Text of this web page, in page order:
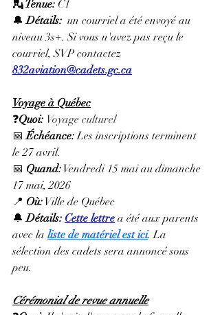
💂 Tenue: C1
🔔 Détails: un courriel a été envoyé au
niveau 3s+. Si vous n'avez pas reçu le
courriel, SVP contactez
832aviation@cadets.gc.ca
Voyage à Québec
❓Quoi: Voyage culturel
📅 Échéance: Les inscriptions terminent
le 27 avril.
📅 Quand: Vendredi 15 mai au dimanche
17 mai, 2026
📍 Où: Ville de Québec
🔔 Détails: Cette lettre a été aux parents
avec la liste de matériel est ici. La
sélection des cadets sera annoncé sous
peu.
Cérémonial de revue annuelle